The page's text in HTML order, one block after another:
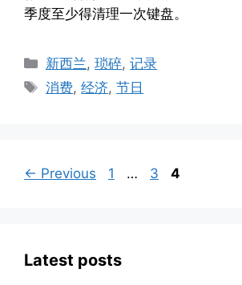
季度至少得清理一次键盘。
Categories
新西兰,琐碎,记录
Tags
消费,经济,节日
← Previous Page
1 … Page
3 Page
4
Latest posts